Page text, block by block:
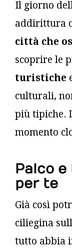
Il giorno
addirittura
città che
scoprire le
turistiche
culturali,
più tipiche.
momento
Palco
per te
Già così
ciliegina
tutto abbia